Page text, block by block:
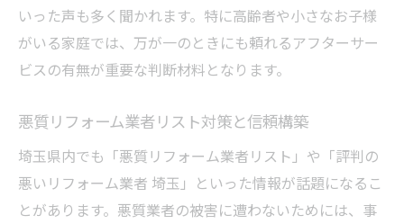
いった声も多く聞かれます。特に高齢者や小さなお子様
がいる家庭では、万が一のときにも頼れるアフターサー
ビスの有無が重要な判断材料となります。
悪質リフォーム業者リスト対策と信頼構築
埼玉県内でも「悪質リフォーム業者リスト」や「評判の
悪いリフォーム業者 埼玉」といった情報が話題になるこ
とがあります。悪質業者の被害に遭わないためには、事